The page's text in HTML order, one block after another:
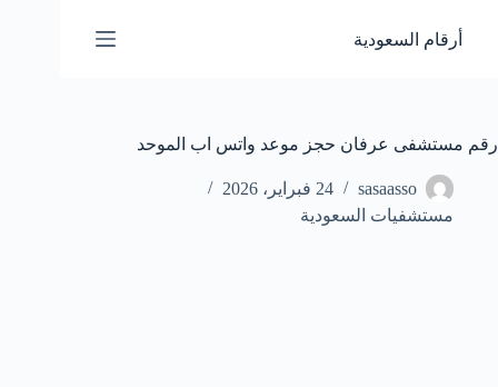
المحتوى
أرقام السعودية
رقم مستشفى عرفان حجز موعد واتس اب الموحد
sasaasso
24 فبراير، 2026
مستشفيات السعودية